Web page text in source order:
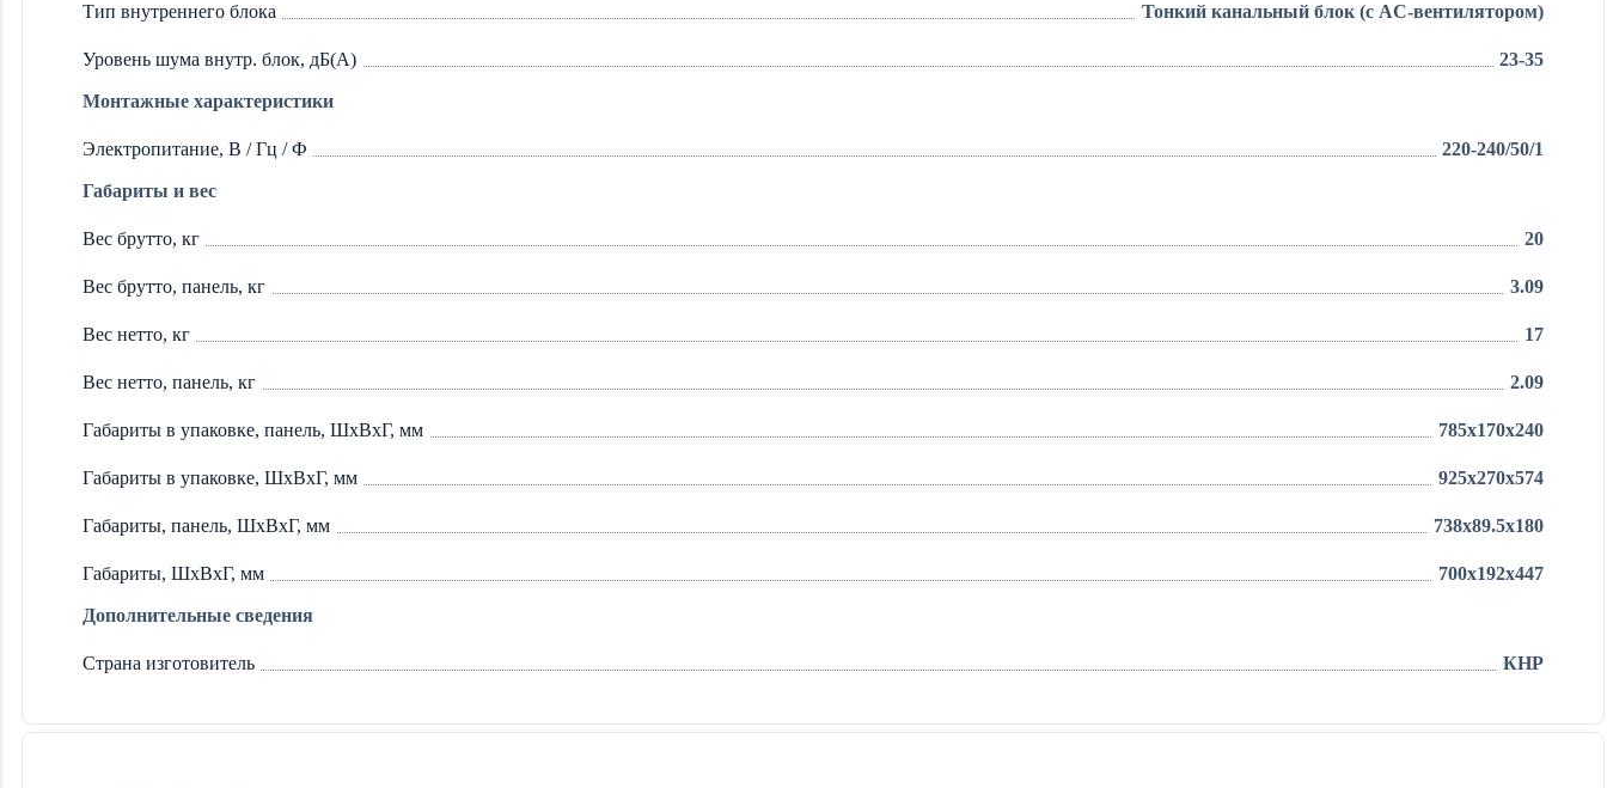
Тип внутреннего блока Тонкий канальный блок (с AC-вентилятором)
Уровень шума внутр. блок, дБ(А) 23-35
Монтажные характеристики
Электропитание, В / Гц / Ф 220-240/50/1
Габариты и вес
Вес брутто, кг 20
Вес брутто, панель, кг 3.09
Вес нетто, кг 17
Вес нетто, панель, кг 2.09
Габариты в упаковке, панель, ШxВxГ, мм 785x170x240
Габариты в упаковке, ШxВxГ, мм 925x270x574
Габариты, панель, ШxВxГ, мм 738x89.5x180
Габариты, ШxВxГ, мм 700x192x447
Дополнительные сведения
Страна изготовитель КНР